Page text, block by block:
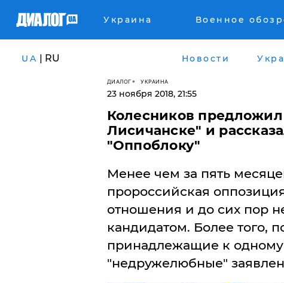
Украина Военное
UA | RU Новости
ДИАЛОГ УКРАИНА
23 ноября 2018, 21:55
Колесников
Лисичанске" и
"Оппоблоку"
Менее чем за пять
пророссийская
отношения и до сих пор
кандидатом. Более того,
принадлежащие к
"недружелюбные"